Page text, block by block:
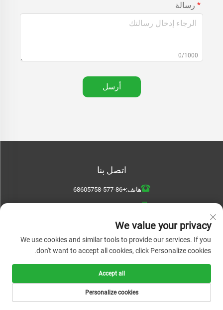
رسالة
0/1000
أرسل
اتصل بنا
هاتف:+86-577-68605758
بريد:[email protected]
اترك لنا رسالة
أرسل الآن
We value your privacy
We use cookies and similar tools to provide our services. If you
don't want to accept all cookies, click Personalize cookies.
Personalize cookies
Accept all